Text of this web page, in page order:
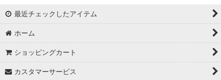
最近チェックしたアイテム
ホーム
ショッピングカート
カスタマーサービス